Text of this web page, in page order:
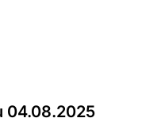
04.08.2025